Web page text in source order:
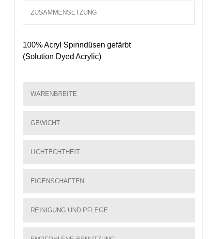
ZUSAMMENSETZUNG
100% Acryl Spinndüsen gefärbt
(Solution Dyed Acrylic)
WARENBREITE
GEWICHT
LICHTECHTHEIT
EIGENSCHAFTEN
REINIGUNG UND PFLEGE